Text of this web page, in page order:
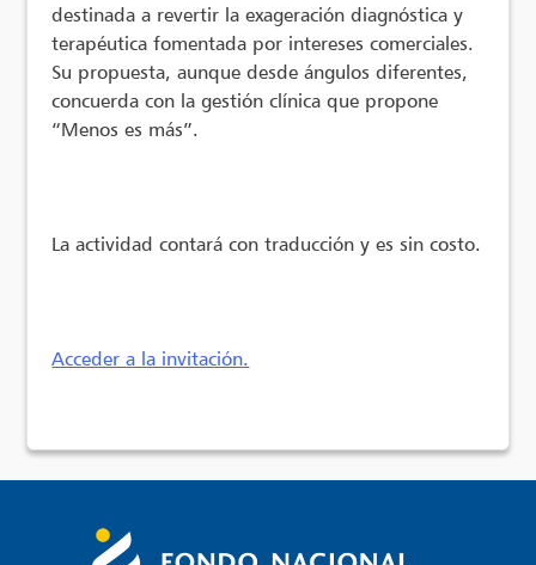
destinada a revertir la exageración diagnóstica y
terapéutica fomentada por intereses comerciales.
Su propuesta, aunque desde ángulos diferentes,
concuerda con la gestión clínica que propone
“Menos es más”.
La actividad contará con traducción y es sin costo.
Acceder a la invitación.